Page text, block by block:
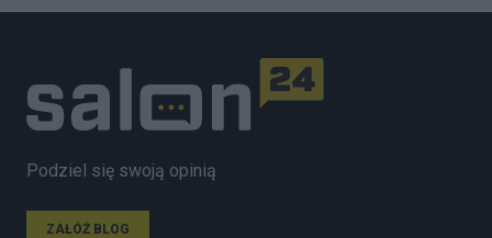
Podziel się swoją opinią
ZAŁÓŻ BLOG